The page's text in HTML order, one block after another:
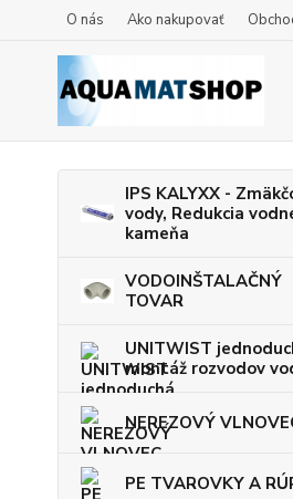
O nás Ako nakupovať
IPS KALYXX -
vody, Redukcia
kameňa
VODOINŠTALAČNÝ
TOVAR
UNITWIST
montáž rozvodov
NEREZOVÝ
PE TVAROVKY A